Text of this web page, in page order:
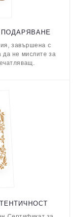
завършена с
да не мислите за